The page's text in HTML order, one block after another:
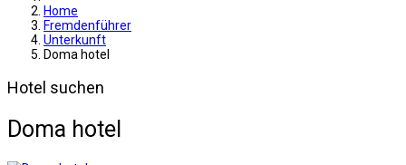
Home
Fremdenführer
Unterkunft
Doma hotel
Hotel suchen
Doma hotel